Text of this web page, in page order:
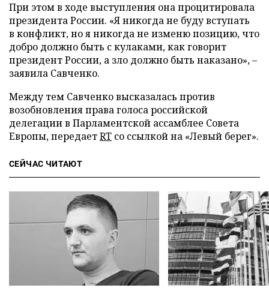
При этом в ходе выступления она процитировала
президента России. «Я никогда не буду вступать
в конфликт, но я никогда не изменю позицию, что
добро должно быть с кулаками, как говорит
президент России, а зло должно быть наказано», –
заявила Савченко.
Между тем Савченко высказалась против
возобновления права голоса российской
делегации в Парламентской ассамблее Совета
Европы, передаетRT со ссылкой на «Левый берег».
СЕЙЧАС ЧИТАЮТ